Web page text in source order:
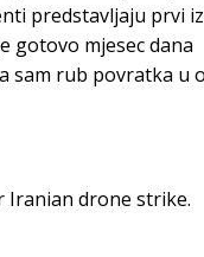
predstavljaju prvi
gotovo mjesec dana
sam rub povratka u
Iranian drone strike.